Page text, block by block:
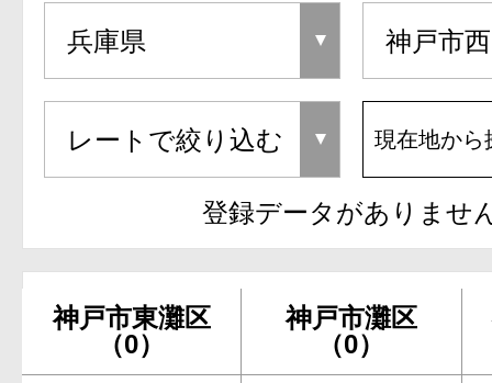
現在地から
登録データがありませ
神戸市東灘区
（0）
神戸市灘区
（0）